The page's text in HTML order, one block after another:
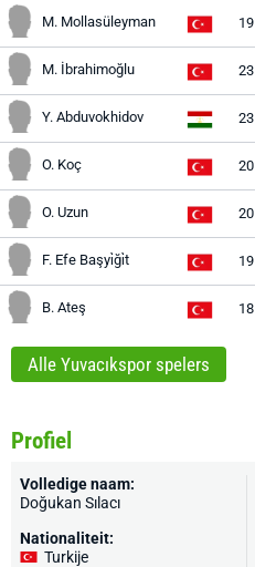
M. Mollasüleyman 19
M. İbrahimoğlu 23
Y. Abduvokhidov 23
O. Koç 20
O. Uzun 20
F. Efe Başyi̇ği̇t 19
B. Ateş 18
Alle Yuvacıkspor spelers
Profiel
Volledige naam:
Doğukan Sılacı
Nationaliteit:
Turkije